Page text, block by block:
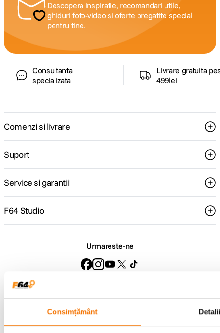
Consimțământ Detalii
Descopera inspiratie, recomandari utile,
ghiduri foto-video si oferte pregatite special
pentru tine.
Consultanta
specializata
Livrare gratuita
499lei
Comenzi si livrare
Suport
Service si garantii
F64 Studio
Urmareste-ne
Metode de plata